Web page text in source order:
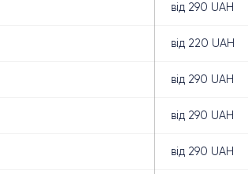
від 290 UAH
від 220 UAH
від 290 UAH
від 290 UAH
від 290 UAH